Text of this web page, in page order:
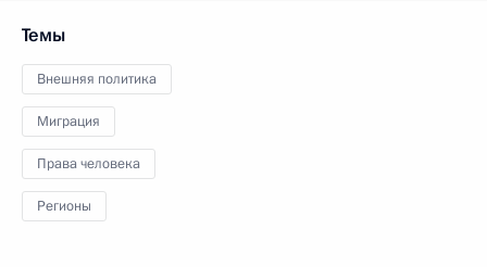
Темы
Внешняя политика
Миграция
Права человека
Регионы